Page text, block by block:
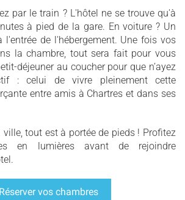
par le train ? L'hôtel ne se trouve qu'à
à pied de la gare. En voiture ? Un
l'entrée de l'hébergement. Une fois vos
la chambre, tout sera fait pour vous
déjeuner au coucher pour que n’ayez
: celui de vivre pleinement cette
entre amis à Chartres et dans ses
tout est à portée de pieds ! Profitez
en lumières avant de rejoindre
Réserver vos chambres